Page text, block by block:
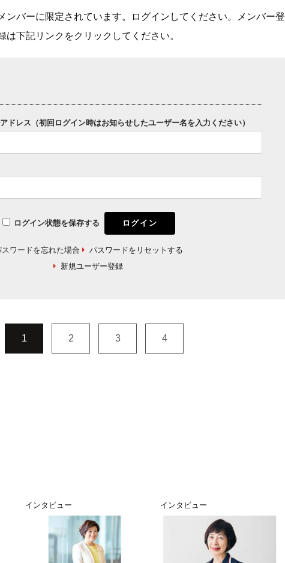
ンバーに限定されています。ログインしてください。メンバー登
は下記リンクをクリックしてください。
ドレス（初回ログイン時はお知らせしたユーザー名を入力ください）
ログイン状態を保存する
スワードを忘れた場合
パスワードをリセットする
新規ユーザー登録
1 2 3 4
インタビュー インタビュー